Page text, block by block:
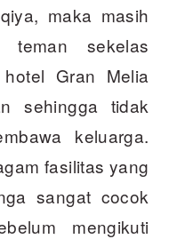
maka masih
teman sekelas
Gran Melia
sehingga tidak
keluarga.
fasilitas yang
sangat cocok
mengikuti